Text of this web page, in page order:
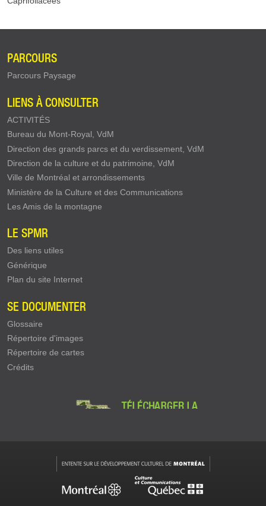
PARCOURS
Parcours Paysage
LIENS À CONSULTER
ACTIVITÉS
Bureau du Mont-Royal, VdM
Direction des grands parcs et du verdissement, VdM
Direction de la culture et du patrimoine, VdM
Ville de Montréal et arrondissements
Ministère de la Culture et des Communications
Les Amis de la montagne
LE SPMR
Des liens utiles
Générique
Plan du site Internet
SE DOCUMENTER
Glossaire
Répertoire d'images
Répertoire de cartes
Crédits